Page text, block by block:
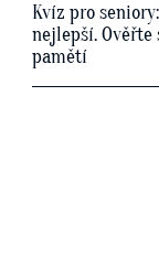
Kvíz pro
nejlepší.
pamětí